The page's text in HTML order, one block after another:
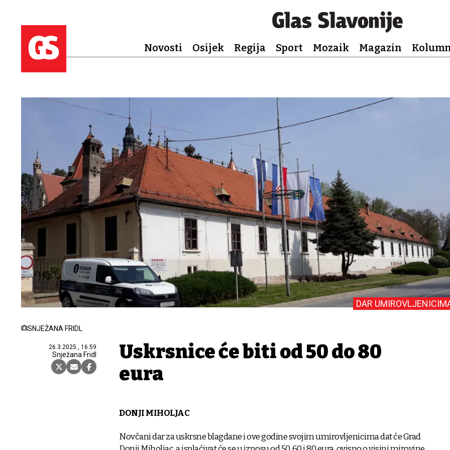
Novosti Osijek Regija Sport Mozaik Magazin
SNJEŽANA FRIDL
26.3.2025., 16:59
Snježana Fridl
DAR
Uskrsnice će biti od 50 do 80
eura
DONJI MIHOLJAC
Novčani dar za uskrsne blagdane i ove godine svojim umirovljenicima dat će Grad